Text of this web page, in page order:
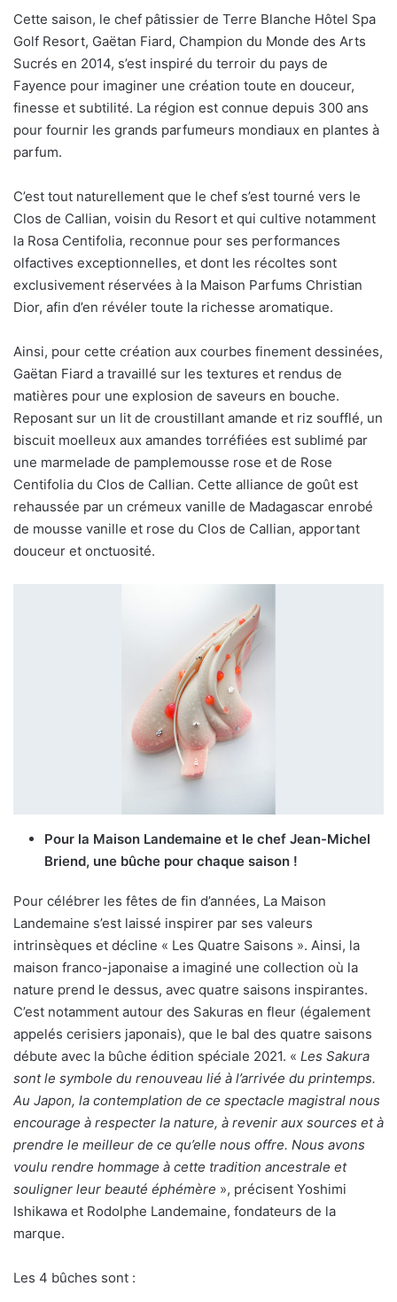
Cette saison, le chef pâtissier de Terre Blanche Hôtel Spa
Golf Resort, Gaëtan Fiard, Champion du Monde des Arts
Sucrés en 2014, s’est inspiré du terroir du pays de
Fayence pour imaginer une création toute en douceur,
finesse et subtilité. La région est connue depuis 300 ans
pour fournir les grands parfumeurs mondiaux en plantes à
parfum.
C’est tout naturellement que le chef s’est tourné vers le
Clos de Callian, voisin du Resort et qui cultive notamment
la Rosa Centifolia, reconnue pour ses performances
olfactives exceptionnelles, et dont les récoltes sont
exclusivement réservées à la Maison Parfums Christian
Dior, afin d’en révéler toute la richesse aromatique.
Ainsi, pour cette création aux courbes finement dessinées,
Gaëtan Fiard a travaillé sur les textures et rendus de
matières pour une explosion de saveurs en bouche.
Reposant sur un lit de croustillant amande et riz soufflé, un
biscuit moelleux aux amandes torréfiées est sublimé par
une marmelade de pamplemousse rose et de Rose
Centifolia du Clos de Callian. Cette alliance de goût est
rehaussée par un crémeux vanille de Madagascar enrobé
de mousse vanille et rose du Clos de Callian, apportant
douceur et onctuosité.
Pour la Maison Landemaine et le chef Jean-Michel
Briend, une bûche pour chaque saison !
Pour célébrer les fêtes de fin d’années, La Maison
Landemaine s’est laissé inspirer par ses valeurs
intrinsèques et décline « Les Quatre Saisons ». Ainsi, la
maison franco-japonaise a imaginé une collection où la
nature prend le dessus, avec quatre saisons inspirantes.
C’est notamment autour des Sakuras en fleur (également
appelés cerisiers japonais), que le bal des quatre saisons
débute avec la bûche édition spéciale 2021. « Les Sakura
sont le symbole du renouveau lié à l’arrivée du printemps.
Au Japon, la contemplation de ce spectacle magistral nous
encourage à respecter la nature, à revenir aux sources et à
prendre le meilleur de ce qu’elle nous offre. Nous avons
voulu rendre hommage à cette tradition ancestrale et
souligner leur beauté éphémère », précisent Yoshimi
Ishikawa et Rodolphe Landemaine, fondateurs de la
marque.
Les 4 bûches sont :